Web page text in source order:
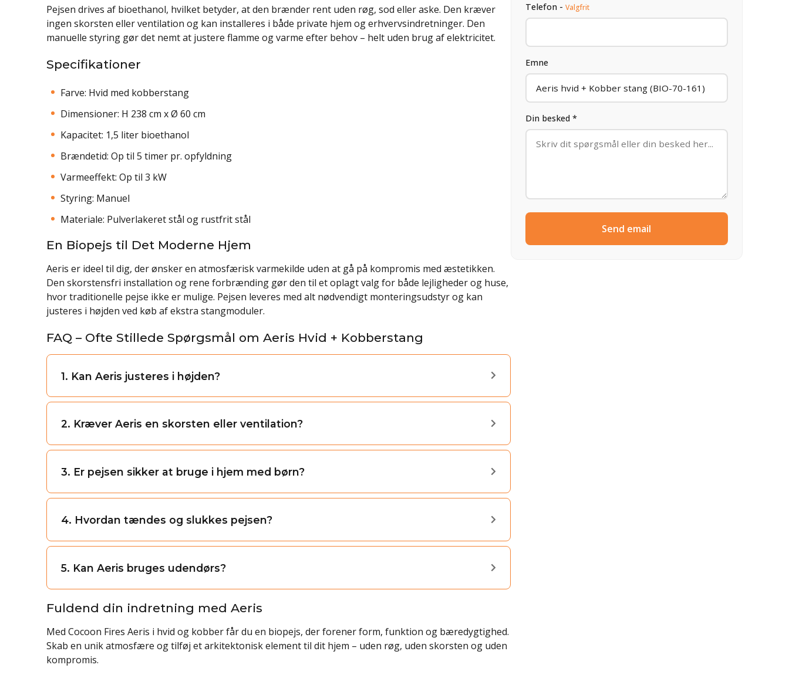
Pejsen drives af bioethanol, hvilket betyder, at den brænder rent uden røg, sod eller aske. Den kræver
ingen skorsten eller ventilation og kan installeres i både private hjem og erhvervsindretninger. Den
manuelle styring gør det nemt at justere flamme og varme efter behov – helt uden brug af elektricitet.
Specifikationer
Farve: Hvid med kobberstang
Dimensioner: H 238 cm x Ø 60 cm
Kapacitet: 1,5 liter bioethanol
Brændetid: Op til 5 timer pr. opfyldning
Varmeeffekt: Op til 3 kW
Styring: Manuel
Materiale: Pulverlakeret stål og rustfrit stål
En Biopejs til Det Moderne Hjem
Aeris er ideel til dig, der ønsker en atmosfærisk varmekilde uden at gå på kompromis med æstetikken.
Den skorstensfri installation og rene forbrænding gør den til et oplagt valg for både lejligheder og huse,
hvor traditionelle pejse ikke er mulige. Pejsen leveres med alt nødvendigt monteringsudstyr og kan
justeres i højden ved køb af ekstra stangmoduler.
FAQ – Ofte Stillede Spørgsmål om Aeris Hvid + Kobberstang
1. Kan Aeris justeres i højden?
2. Kræver Aeris en skorsten eller ventilation?
3. Er pejsen sikker at bruge i hjem med børn?
4. Hvordan tændes og slukkes pejsen?
5. Kan Aeris bruges udendørs?
Fuldend din indretning med Aeris
Med Cocoon Fires Aeris i hvid og kobber får du en biopejs, der forener form, funktion og bæredygtighed.
Skab en unik atmosfære og tilføj et arkitektonisk element til dit hjem – uden røg, uden skorsten og uden
kompromis.
Telefon - Valgfrit
Emne
Din besked *
Send email